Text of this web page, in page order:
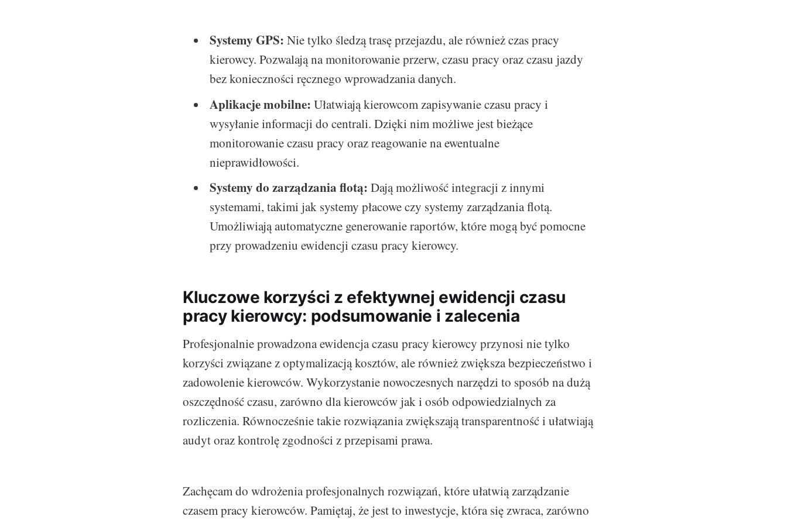
Systemy GPS:Nie tylko śledzą trasę przejazdu, ale również czas pracy
kierowcy. Pozwalają na monitorowanie przerw, czasu pracy oraz czasu jazdy
bez konieczności ręcznego wprowadzania danych.
Aplikacje mobilne:Ułatwiają kierowcom zapisywanie czasu pracy i
wysyłanie informacji do centrali. Dzięki nim możliwe jest bieżące
monitorowanie czasu pracy oraz reagowanie na ewentualne
nieprawidłowości.
Systemy do zarządzania flotą: Dają możliwość integracji z innymi
systemami, takimi jak systemy płacowe czy systemy zarządzania flotą.
Umożliwiają automatyczne generowanie raportów, które mogą być pomocne
przy prowadzeniu ewidencji czasu pracy kierowcy.
Kluczowe korzyści z efektywnej ewidencji czasu
pracy kierowcy: podsumowanie i zalecenia
Profesjonalnie prowadzona ewidencja czasu pracy kierowcy przynosi nie tylko
korzyści związane z optymalizacją kosztów, ale również zwiększa bezpieczeństwo i
zadowolenie kierowców. Wykorzystanie nowoczesnych narzędzi to sposób na dużą
oszczędność czasu, zarówno dla kierowców jak i osób odpowiedzialnych za
rozliczenia. Równocześnie takie rozwiązania zwiększają transparentność i ułatwiają
audyt oraz kontrolę zgodności z przepisami prawa.
Zachęcam do wdrożenia profesjonalnych rozwiązań, które ułatwią zarządzanie
czasem pracy kierowców. Pamiętaj, że jest to inwestycje, która się zwraca, zarówno